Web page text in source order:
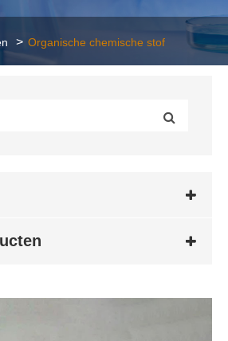
Organische chemische stof